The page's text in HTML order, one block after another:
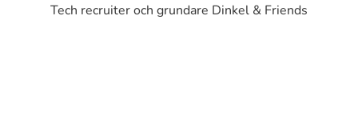
Tech recruiter och grundare Dinkel & Friends